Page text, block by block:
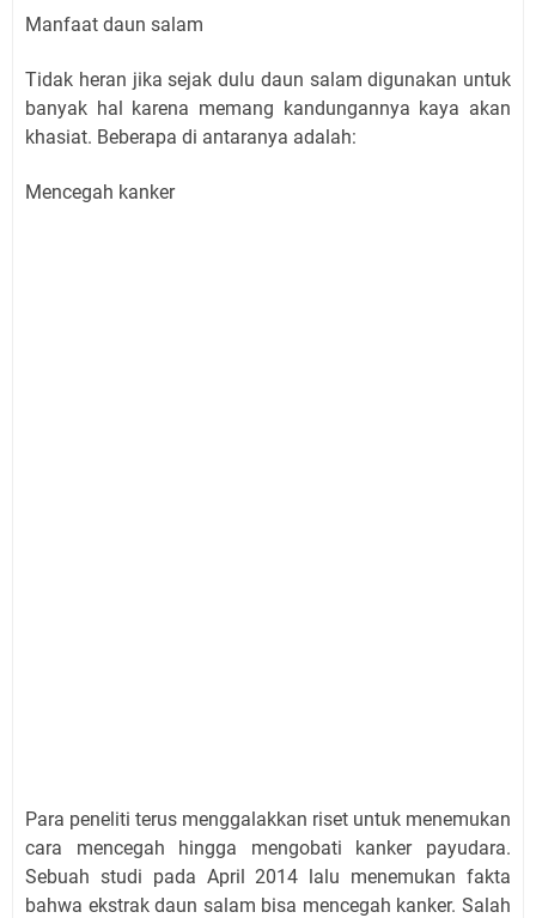
Manfaat daun salam
Tidak heran jika sejak dulu daun salam digunakan untuk
banyak hal karena memang kandungannya kaya akan
khasiat. Beberapa di antaranya adalah:
Mencegah kanker
Para peneliti terus menggalakkan riset untuk menemukan
cara mencegah hingga mengobati kanker payudara.
Sebuah studi pada April 2014 lalu menemukan fakta
bahwa ekstrak daun salam bisa mencegah kanker. Salah